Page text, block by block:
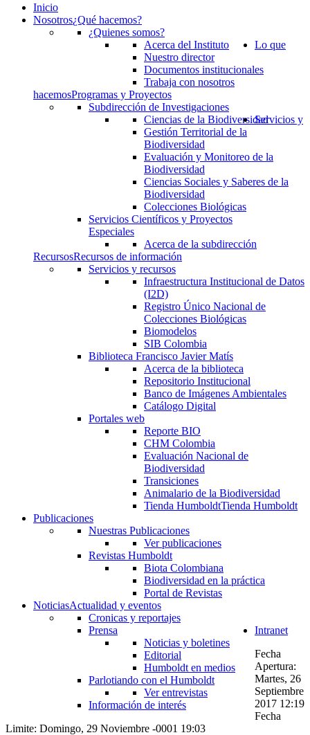
Inicio
Nosotros¿Qué hacemos?
¿Quienes somos?
Acerca del Instituto
Nuestro director
Documentos institucionales
Trabaja con nosotros
Lo que
hacemosProgramas y Proyectos
Subdirección de Investigaciones
Ciencias de la Biodiversidad
Gestión Territorial de la
Biodiversidad
Evaluación y Monitoreo de la
Biodiversidad
Ciencias Sociales y Saberes de la
Biodiversidad
Colecciones Biológicas
Servicios Científicos y Proyectos
Especiales
Acerca de la subdirección
Servicios y
RecursosRecursos de información
Servicios y recursos
Infraestructura Institucional de Datos
(I2D)
Registro Único Nacional de
Colecciones Biológicas
Biomodelos
SIB Colombia
Biblioteca Francisco Javier Matís
Acerca de la biblioteca
Repositorio Institucional
Banco de Imágenes Ambientales
Catálogo Digital
Portales web
Reporte BIO
CHM Colombia
Evaluación Nacional de
Biodiversidad
Transiciones
Animalario de la Biodiversidad
Tienda HumboldtTienda Humboldt
Publicaciones
Nuestras Publicaciones
Ver publicaciones
Revistas Humboldt
Biota Colombiana
Biodiversidad en la práctica
Portal de Revistas
NoticiasActualidad y eventos
Cronicas y reportajes
Prensa
Noticias y boletines
Editorial
Humboldt en medios
Parlotiando con el Humboldt
Ver entrevistas
Información de interés
Intranet
Fecha
Apertura:
Martes, 26
Septiembre
2017 12:19
Fecha
Limite: Domingo, 29 Noviembre -0001 19:03